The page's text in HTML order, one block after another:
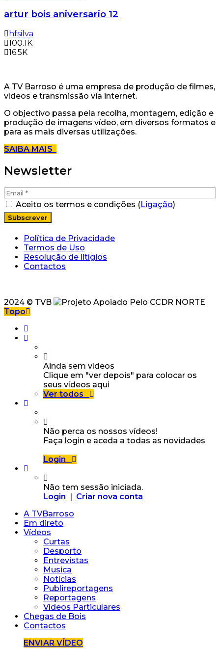
artur bois aniversario 12
hfsilva
100.1K
16.5K
A TV Barroso é uma empresa de produção de filmes,
vídeos e transmissão via internet.
O objectivo passa pela recolha, montagem, edição e
produção de imagens vídeo, em diversos formatos e
para as mais diversas utilizações.
SAIBA MAIS
Newsletter
Aceito os termos e condições (Ligação)
Política de Privacidade
Termos de Uso
Resolução de litígios
Contactos
2024 © TVB
Topo
Ainda sem vídeos
Clique em "ver depois" para colocar os
seus vídeos aqui
Ver todos
Não perca os nossos vídeos!
Faça login e aceda a todas as novidades
Login
Não tem sessão iniciada.
Login | Criar nova conta
A TVBarroso
Em direto
Vídeos
Curtas
Desporto
Entrevistas
Musica
Notícias
Publireportagens
Reportagens
Vídeos Particulares
Chegas de Bois
Contactos
ENVIAR VÍDEO